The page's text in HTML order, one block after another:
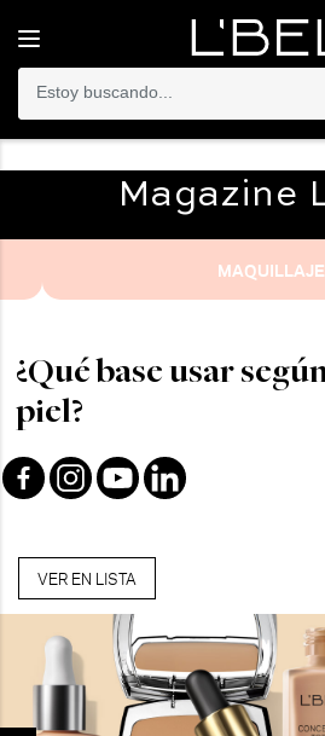
Magazine
MAQUILLAJE
¿Qué base usar
piel?
VER EN LISTA